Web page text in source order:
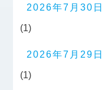
2026年7月30日
(1)
2026年7月29日
(1)